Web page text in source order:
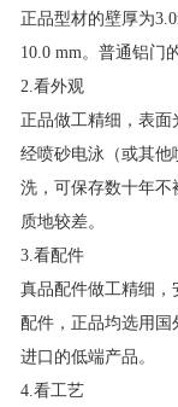
正品型材的壁厚为
10.0 mm。普通铝门
2.看外观
正品做工精细，表
经喷砂电泳（或其
洗，可保存数十年不
质地较差。
3.看配件
真品配件做工精细
配件，正品均选用
进口的低端产品。
4.看工艺